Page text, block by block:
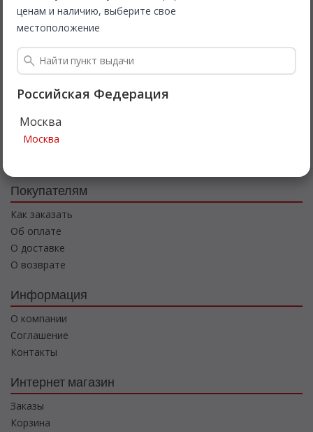
ценам и наличию, выберите свое
местоположение
Российская Федерация
Москва
Москва
Тяги и рычаги /
стеклоочистителя
Покупателям
Как заказать
Об оплате
О доставке
О возврате
Информация
О компании
Соглашение
Контакты
Интернет магазин
Заказы
Корзина